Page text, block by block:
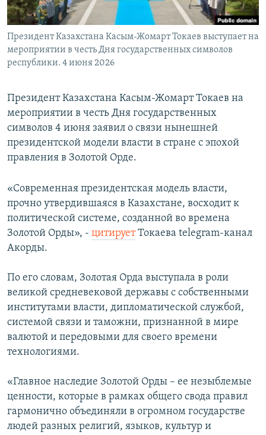
Президент Казахстана Касым-Жомарт Токаев выступает на
мероприятии в честь Дня государственных символов
республики. 4 июня 2026
Президент Казахстана Касым-Жомарт Токаев на
мероприятии в честь Дня государственных
символов 4 июня заявил о связи нынешней
президентской модели власти в стране с эпохой
правления в Золотой Орде.
«Современная президентская модель власти,
прочно утвердившаяся в Казахстане, восходит к
политической системе, созданной во времена
Золотой Орды», - цитируетТокаева telegram-канал
Акорды.
По его словам, Золотая Орда выступала в роли
великой средневековой державы с собственными
институтами власти, дипломатической службой,
системой связи и таможни, признанной в мире
валютой и передовыми для своего времени
технологиями.
«Главное наследие Золотой Орды – ее незыблемые
ценности, которые в рамках общего свода правил
гармонично объединяли в огромном государстве
людей разных религий, языков, культур и